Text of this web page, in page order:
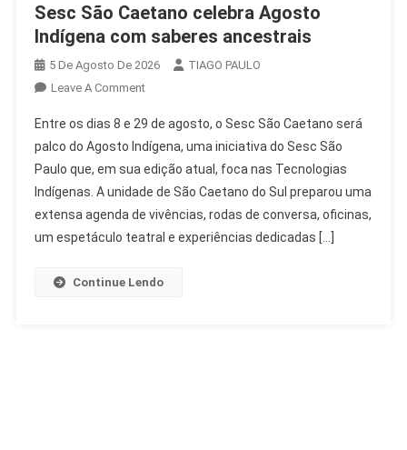
Sesc São Caetano celebra Agosto
Indígena com saberes ancestrais
5 De Agosto De 2026
TIAGO PAULO
Leave A CommentOn
São
Caetano
Celebra
Agosto
Indígena
Com
Ancestrais
Entre os dias 8 e 29 de agosto, o Sesc São Caetano será
palco do Agosto Indígena, uma iniciativa do Sesc São
Paulo que, em sua edição atual, foca nas Tecnologias
Indígenas. A unidade de São Caetano do Sul preparou uma
extensa agenda de vivências, rodas de conversa, oficinas,
um espetáculo teatral e experiências dedicadas […]
Continue Lendo